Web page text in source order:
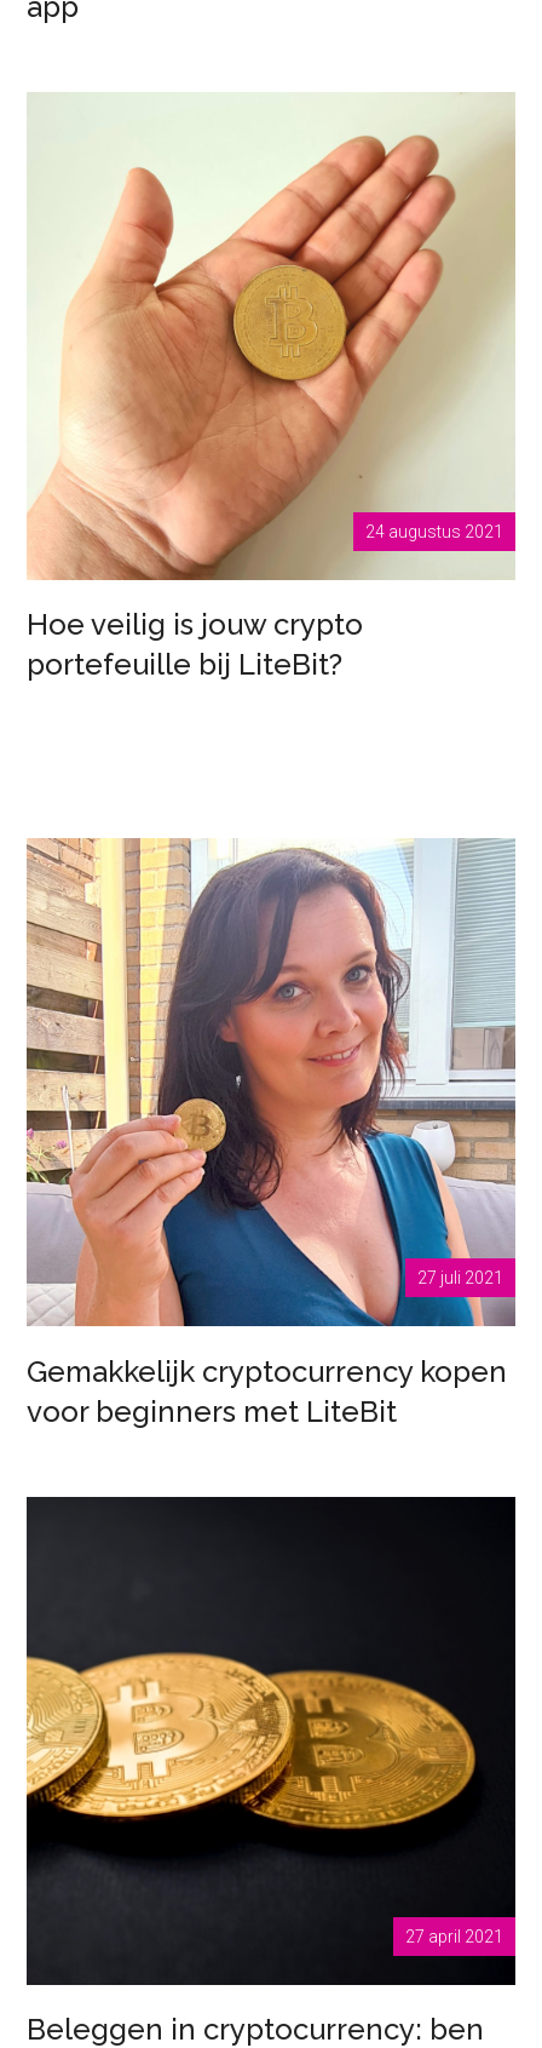
24 augustus 2021
Hoe veilig is jouw crypto
portefeuille bij LiteBit?
27 juli 2021
Gemakkelijk cryptocurrency kopen
voor beginners met LiteBit
27 april 2021
Beleggen in cryptocurrency: ben